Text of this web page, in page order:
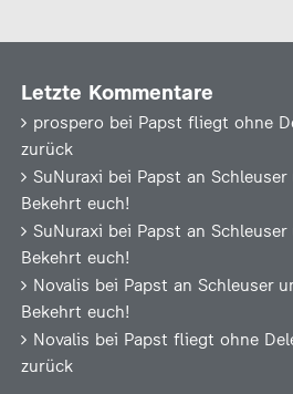
Letzte Kommentare
prospero bei Papst fliegt ohne
zurück
SuNuraxi bei Papst an
Bekehrt euch!
SuNuraxi bei Papst an
Bekehrt euch!
Novalis bei Papst an Schleuser
Bekehrt euch!
Novalis bei Papst fliegt ohne
zurück